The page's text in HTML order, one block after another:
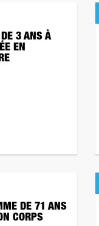
3 ANS À
EN
DE 71 ANS
CORPS